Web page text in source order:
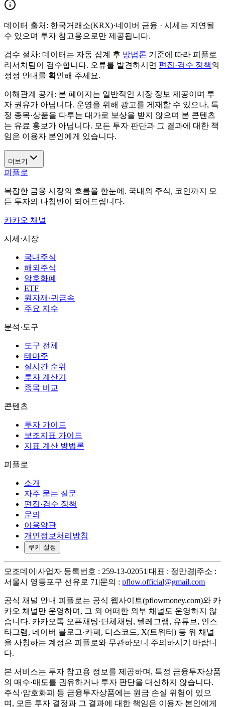
데이터 출처: 한국거래소(KRX)·네이버 금융 · 시세는 지연될
수 있으며 투자 참고용으로만 제공됩니다.
검수 절차: 데이터는 자동 집계 후 방법론 기준에 따라 피플로
리서치팀이 검수합니다. 오류를 발견하시면 편집·검수 정책의
정정 안내를 확인해 주세요.
이해관계 공개: 본 페이지는 일반적인 시장 정보 제공이며 투
자 권유가 아닙니다. 운영을 위해 광고를 게재할 수 있으나, 특
정 종목·상품을 다루는 대가로 보상을 받지 않으며 본 콘텐츠
는 유료 홍보가 아닙니다. 모든 투자 판단과 그 결과에 대한 책
임은 이용자 본인에게 있습니다.
더보기
피플로
복잡한 금융 시장의 흐름을 한눈에. 국내외 주식, 코인까지 모
든 투자의 나침반이 되어드립니다.
카카오 채널
시세·시장
국내주식
해외주식
암호화폐
ETF
원자재·귀금속
주요 지수
분석·도구
도구 전체
테마주
실시간 순위
투자 계산기
종목 비교
콘텐츠
투자 가이드
보조지표 가이드
지표 계산 방법론
피플로
소개
자주 묻는 질문
편집·검수 정책
문의
이용약관
개인정보처리방침
쿠키 설정
모조데이 |사업자 등록번호 : 259-13-02051 |대표 : 정만경|주소 :
서울시 영등포구 선유로 71 |문의 : pflow.official@gmail.com
공식 채널 안내 피플로는 공식 웹사이트(pflowmoney.com)와 카
카오 채널만 운영하며, 그 외 어떠한 외부 채널도 운영하지 않
습니다. 카카오톡 오픈채팅·단체채팅, 텔레그램, 유튜브, 인스
타그램, 네이버 블로그·카페, 디스코드, X(트위터) 등 위 채널
을 사칭하는 계정은 피플로와 무관하오니 주의하시기 바랍니
다.
본 서비스는 투자 참고용 정보를 제공하며, 특정 금융투자상품
의 매수·매도를 권유하거나 투자 판단을 대신하지 않습니다.
주식·암호화폐 등 금융투자상품에는 원금 손실 위험이 있으
며, 모든 투자 결정과 그 결과에 대한 책임은 이용자 본인에게